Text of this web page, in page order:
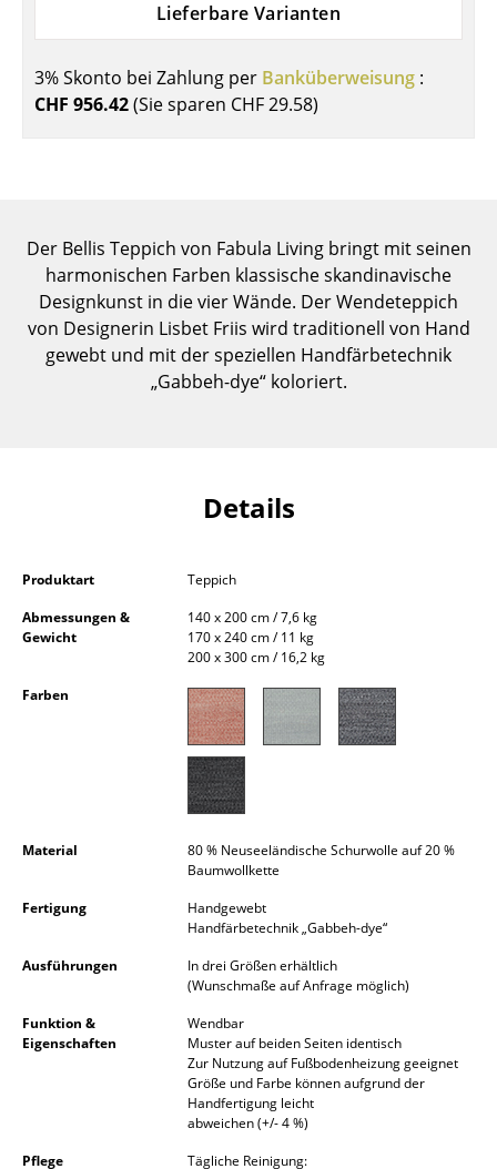
Stehtische & Stehpulte
Gartentische
... alle Tische
Aufbewahren
Regale & Schränke
Bücherregale
Garderoben
Kleinaufbewahrung
... alle Aufbewahrungsmöbel
Hängeleuchten & Deckenleuchten
Tischleuchten
Schreibtischleuchten
Stehleuchten & Leseleuchten
Lieferbare Varianten
3% Skonto bei Zahlung per Banküberweisung :
CHF 956.42(Sie sparen CHF 29.58)
Der Bellis Teppich von Fabula Living bringt mit seinen
harmonischen Farben klassische skandinavische
Designkunst in die vier Wände. Der Wendeteppich
von Designerin Lisbet Friis wird traditionell von Hand
gewebt und mit der speziellen Handfärbetechnik
„Gabbeh-dye“ koloriert.
Details
Produktart
Teppich
Abmessungen &
Gewicht
140 x 200 cm / 7,6 kg
170 x 240 cm / 11 kg
200 x 300 cm / 16,2 kg
Farben
Material
80 % Neuseeländische Schurwolle auf 20 %
Baumwollkette
Fertigung
Handgewebt
Handfärbetechnik „Gabbeh-dye“
Ausführungen
In drei Größen erhältlich
(Wunschmaße auf Anfrage möglich)
Funktion &
Eigenschaften
Wendbar
Muster auf beiden Seiten identisch
Zur Nutzung auf Fußbodenheizung geeignet
Größe und Farbe können aufgrund der
Handfertigung leicht
abweichen (+/- 4 %)
Pflege
Tägliche Reinigung: